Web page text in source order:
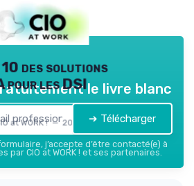
des solutions
pour les DSI
at WORK ! — 2026
le livre blanc
➔ Télécharger
j’accepte d’être contacté(e) à
par CIO at WORK ! et ses partenaires.